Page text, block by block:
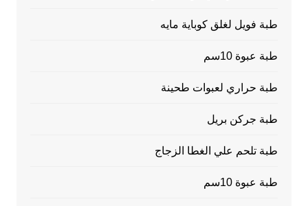
طبة فويل لغلق كوباية مايه
طبة عبوة 10سم
طبة حراري لعبوات طحينة
طبة جركن بريل
طبة تلحم علي الغطا الزجاج
طبة عبوة 10سم